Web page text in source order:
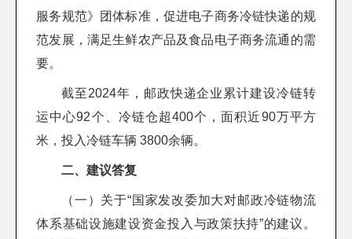
服务规范》团体标准，促进电子商务冷链快递的规
范发展，满足生鲜农产品及食品电子商务流通的需
要。
截至2024年，邮政快递企业累计建设冷链转
运中心92个、冷链仓超400个，面积近90万平方
米，投入冷链车辆 3800余辆。
二、建议答复
（一）关于“国家发改委加大对邮政冷链物流
体系基础设施建设资金投入与政策扶持”的建议。